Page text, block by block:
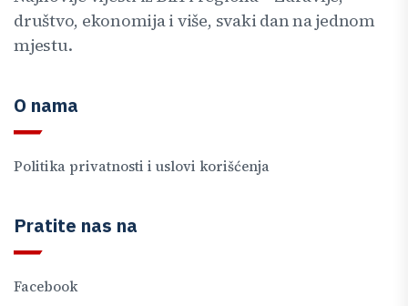
društvo, ekonomija i više, svaki dan na jednom
mjestu.
O nama
Politika privatnosti i uslovi korišćenja
Pratite nas na
Facebook